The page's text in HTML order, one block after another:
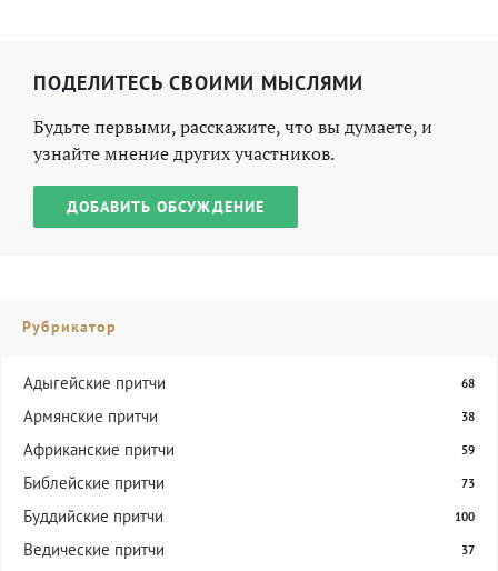
ПОДЕЛИТЕСЬ СВОИМИ МЫСЛЯМИ
Будьте первыми, расскажите, что вы думаете, и
узнайте мнение других участников.
ДОБАВИТЬ ОБСУЖДЕНИЕ
Рубрикатор
Адыгейские притчи 68
Армянские притчи 38
Африканские притчи 59
Библейские притчи 73
Буддийские притчи 100
Ведические притчи 37